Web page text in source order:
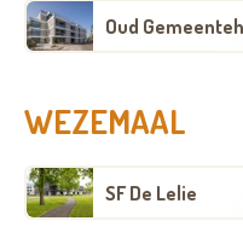
Oud
WEZEMAAL
SF De Lelie